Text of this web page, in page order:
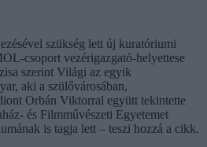
szükség lett új kuratóriumi
csoport vezérigazgató-helyettese
szerint Világi az egyik
aki a szülővárosában,
Orbán Viktorral együtt tekintette
és Filmművészeti Egyetemet
is tagja lett – teszi hozzá a cikk.